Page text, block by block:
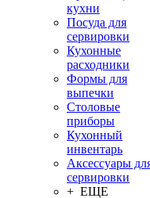
кухни
Посуда для
сервировки
Кухонные
расходники
Формы для
выпечки
Столовые
приборы
Кухонный
инвентарь
Аксессуары
сервировки
+ ЕЩЕ